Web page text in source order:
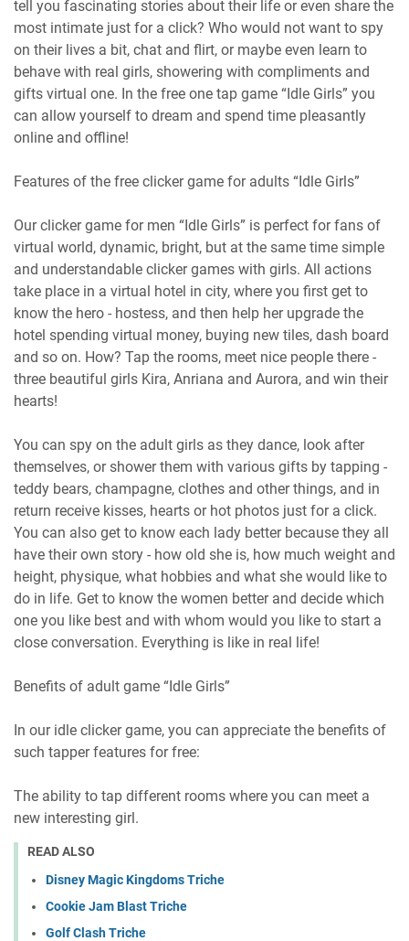
tell you fascinating stories about their life or even share the
most intimate just for a click? Who would not want to spy
on their lives a bit, chat and flirt, or maybe even learn to
behave with real girls, showering with compliments and
gifts virtual one. In the free one tap game “Idle Girls” you
can allow yourself to dream and spend time pleasantly
online and offline!
Features of the free clicker game for adults “Idle Girls”
Our clicker game for men “Idle Girls” is perfect for fans of
virtual world, dynamic, bright, but at the same time simple
and understandable clicker games with girls. All actions
take place in a virtual hotel in city, where you first get to
know the hero - hostess, and then help her upgrade the
hotel spending virtual money, buying new tiles, dash board
and so on. How? Tap the rooms, meet nice people there -
three beautiful girls Kira, Anriana and Aurora, and win their
hearts!
You can spy on the adult girls as they dance, look after
themselves, or shower them with various gifts by tapping -
teddy bears, champagne, clothes and other things, and in
return receive kisses, hearts or hot photos just for a click.
You can also get to know each lady better because they all
have their own story - how old she is, how much weight and
height, physique, what hobbies and what she would like to
do in life. Get to know the women better and decide which
one you like best and with whom would you like to start a
close conversation. Everything is like in real life!
Benefits of adult game “Idle Girls”
In our idle clicker game, you can appreciate the benefits of
such tapper features for free:
The ability to tap different rooms where you can meet a
new interesting girl.
READ ALSO
Disney Magic Kingdoms Triche
Cookie Jam Blast Triche
Golf Clash Triche